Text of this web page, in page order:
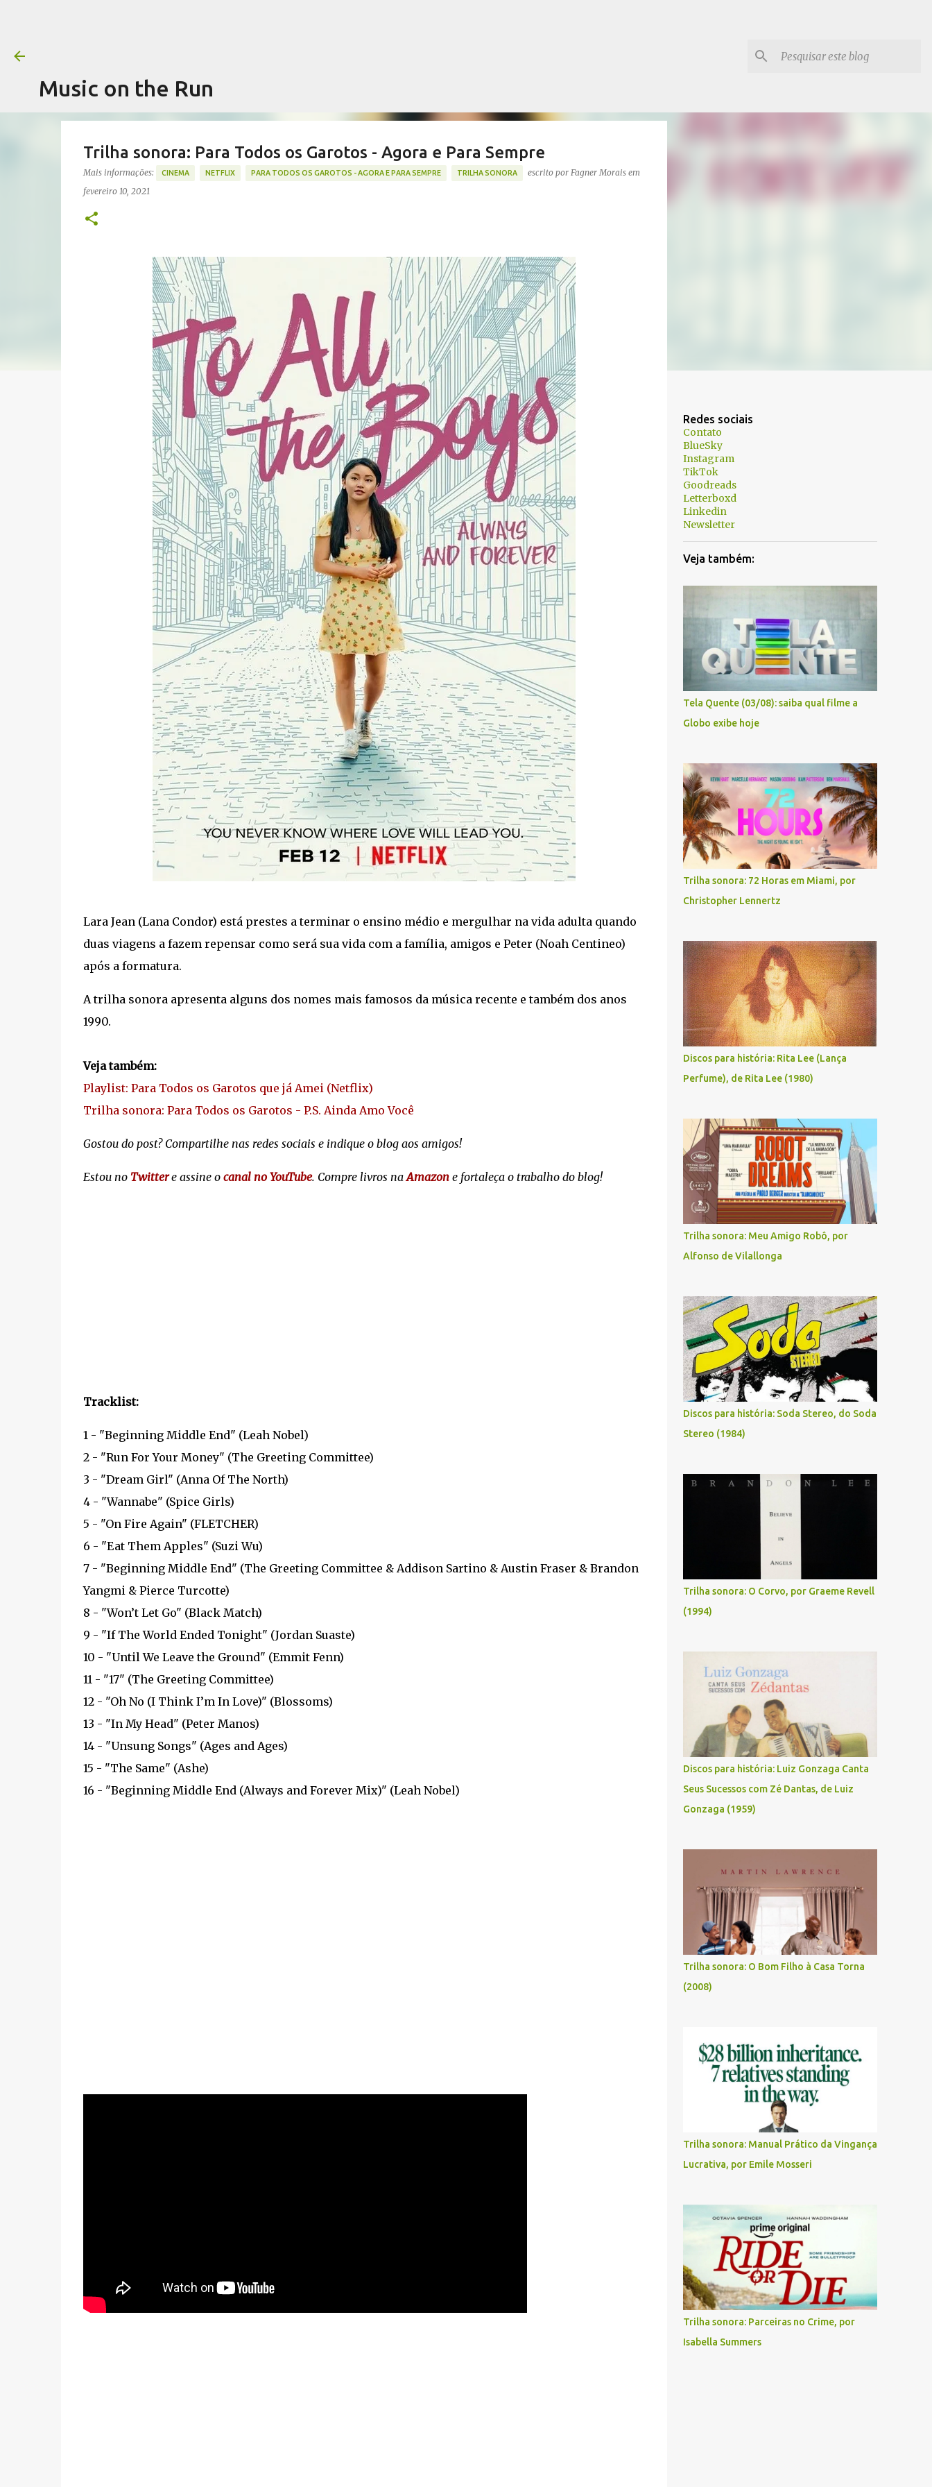
Music on the Run
Trilha sonora: Para Todos os Garotos - Agora e Para Sempre
Mais informações: CINEMA NETFLIX PARA TODOS OS GAROTOS - AGORA E PARA SEMPRE TRILHA SONORA escrito por Fagner Morais em
fevereiro 10, 2021
Lara Jean (Lana Condor) está prestes a terminar o ensino médio e mergulhar na vida adulta quando
duas viagens a fazem repensar como será sua vida com a família, amigos e Peter (Noah Centineo)
após a formatura.
A trilha sonora apresenta alguns dos nomes mais famosos da música recente e também dos anos
1990.
Veja também:
Playlist: Para Todos os Garotos que já Amei (Netflix)
Trilha sonora: Para Todos os Garotos - P.S. Ainda Amo Você
Gostou do post? Compartilhe nas redes sociais e indique o blog aos amigos!
Estou no Twittere assine o canal no YouTube. Compre livros naAmazone fortaleça o trabalho do blog!
Tracklist:
1 - "Beginning Middle End" (Leah Nobel)
2 - "Run For Your Money" (The Greeting Committee)
3 - "Dream Girl" (Anna Of The North)
4 - "Wannabe" (Spice Girls)
5 - "On Fire Again" (FLETCHER)
6 - "Eat Them Apples" (Suzi Wu)
7 - "Beginning Middle End" (The Greeting Committee & Addison Sartino & Austin Fraser & Brandon
Yangmi & Pierce Turcotte)
8 - "Won’t Let Go" (Black Match)
9 - "If The World Ended Tonight" (Jordan Suaste)
10 - "Until We Leave the Ground" (Emmit Fenn)
11 - "17" (The Greeting Committee)
12 - "Oh No (I Think I’m In Love)" (Blossoms)
13 - "In My Head" (Peter Manos)
14 - "Unsung Songs" (Ages and Ages)
15 - "The Same" (Ashe)
16 - "Beginning Middle End (Always and Forever Mix)" (Leah Nobel)
Redes sociais
Contato
BlueSky
Instagram
TikTok
Goodreads
Letterboxd
Linkedin
Newsletter
Veja também:
Tela Quente (03/08): saiba qual filme a
Globo exibe hoje
Trilha sonora: 72 Horas em Miami, por
Christopher Lennertz
Discos para história: Rita Lee (Lança
Perfume), de Rita Lee (1980)
Trilha sonora: Meu Amigo Robô, por
Alfonso de Vilallonga
Discos para história: Soda Stereo, do Soda
Stereo (1984)
Trilha sonora: O Corvo, por Graeme Revell
(1994)
Discos para história: Luiz Gonzaga Canta
Seus Sucessos com Zé Dantas, de Luiz
Gonzaga (1959)
Trilha sonora: O Bom Filho à Casa Torna
(2008)
Trilha sonora: Manual Prático da Vingança
Lucrativa, por Emile Mosseri
Trilha sonora: Parceiras no Crime, por
Isabella Summers